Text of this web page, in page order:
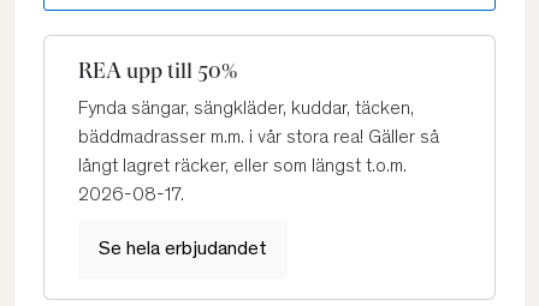
REA upp till 50%
Fynda sängar, sängkläder, kuddar, täcken,
bäddmadrasser m.m. i vår stora rea! Gäller så
långt lagret räcker, eller som längst t.o.m.
2026-08-17.
Se hela erbjudandet